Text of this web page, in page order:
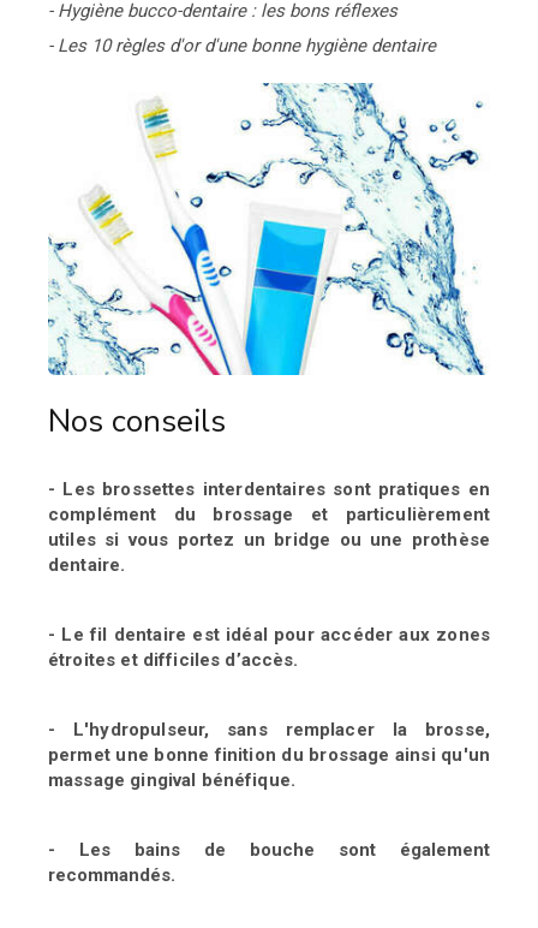
- Hygiène bucco-dentaire : les bons réflexes
- Les 10 règles d'or d'une bonne hygiène dentaire
Nos conseils
- Les brossettes interdentaires sont pratiques en
complément du brossage et particulièrement
utiles si vous portez un bridge ou une prothèse
dentaire.
- Le fil dentaire est idéal pour accéder aux zones
étroites et difficiles d’accès.
- L'hydropulseur, sans remplacer la brosse,
permet une bonne finition du brossage ainsi qu'un
massage gingival bénéfique.
- Les bains de bouche sont également
recommandés.